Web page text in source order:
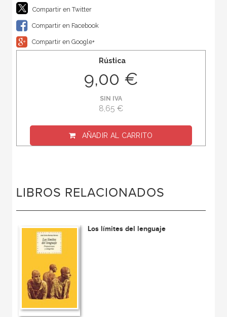
Compartir en Twitter
Compartir en Facebook
Compartir en Google+
Rústica
9,00 €
SIN IVA
8,65 €
AÑADIR AL CARRITO
LIBROS RELACIONADOS
Los límites del lenguaje